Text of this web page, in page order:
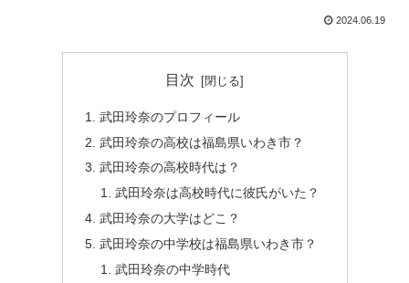
2024.06.19
目次
武田玲奈のプロフィール
武田玲奈の高校は福島県いわき市？
武田玲奈の高校時代は？
武田玲奈は高校時代に彼氏がいた？
武田玲奈の大学はどこ？
武田玲奈の中学校は福島県いわき市？
武田玲奈の中学時代